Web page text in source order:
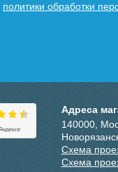
политики обработки
Адреса
140000,
Схема
Схема